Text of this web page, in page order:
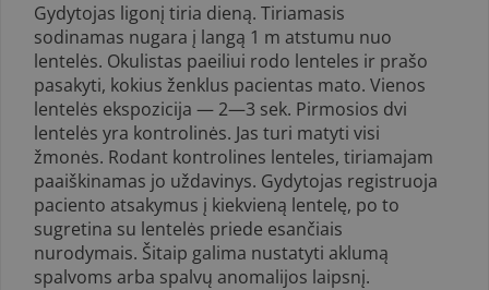
Gydytojas ligonį tiria dieną. Tiriamasis
sodinamas nugara į langą 1 m atstumu nuo
lentelės. Okulistas paeiliui rodo lenteles ir prašo
pasakyti, kokius ženklus pacientas mato. Vienos
lentelės ekspozicija — 2—3 sek. Pirmosios dvi
lentelės yra kontrolinės. Jas turi matyti visi
žmonės. Rodant kontrolines lenteles, tiriamajam
paaiškinamas jo uždavinys. Gydytojas re­gistruoja
paciento atsakymus į kiekvieną lentelę, po to
sugretina su lente­lės priede esančiais
nurodymais. Šitaip galima nustatyti aklumą
spalvoms arba spalvų anomalijos laipsnį.